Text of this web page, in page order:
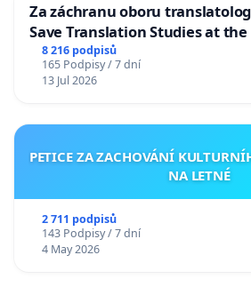
Za záchranu oboru
Save Translation Studies at
Charles University
8 216 podpisů
165 Podpisy / 7 dní
13 Jul 2026
PETICE ZA ZACHOVÁNÍ
NA LETNÉ
2 711 podpisů
143 Podpisy / 7 dní
4 May 2026